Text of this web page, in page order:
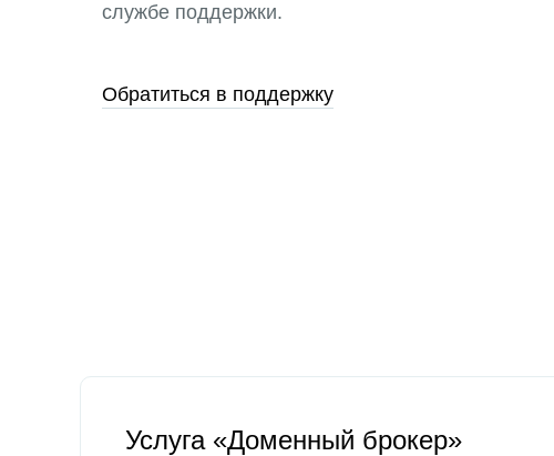
службе поддержки.
Обратиться в поддержку
Услуга «Доменный брокер»